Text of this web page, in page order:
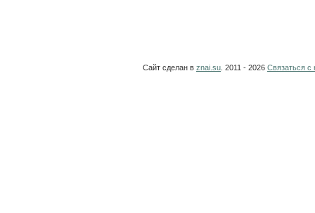
Сайт сделан в znai.su . 2011 - 2026 Связаться с